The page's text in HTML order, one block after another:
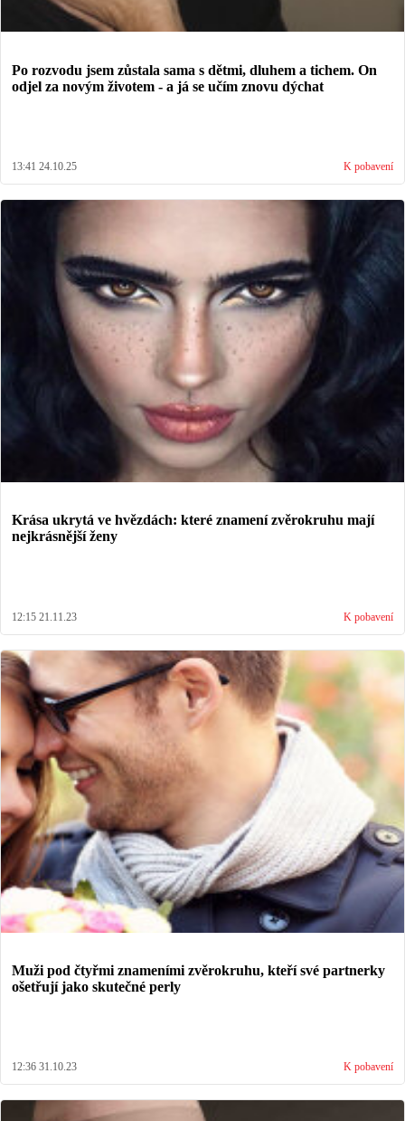
Po rozvodu jsem zůstala sama s dětmi, dluhem a tichem. On
odjel za novým životem - a já se učím znovu dýchat
13:41 24.10.25 K pobavení
Krása ukrytá ve hvězdách: které znamení zvěrokruhu mají
nejkrásnější ženy
12:15 21.11.23 K pobavení
Muži pod čtyřmi znameními zvěrokruhu, kteří své partnerky
ošetřují jako skutečné perly
12:36 31.10.23 K pobavení